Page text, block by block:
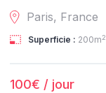
Paris, France
Superficie : 200m2
100€ / jour